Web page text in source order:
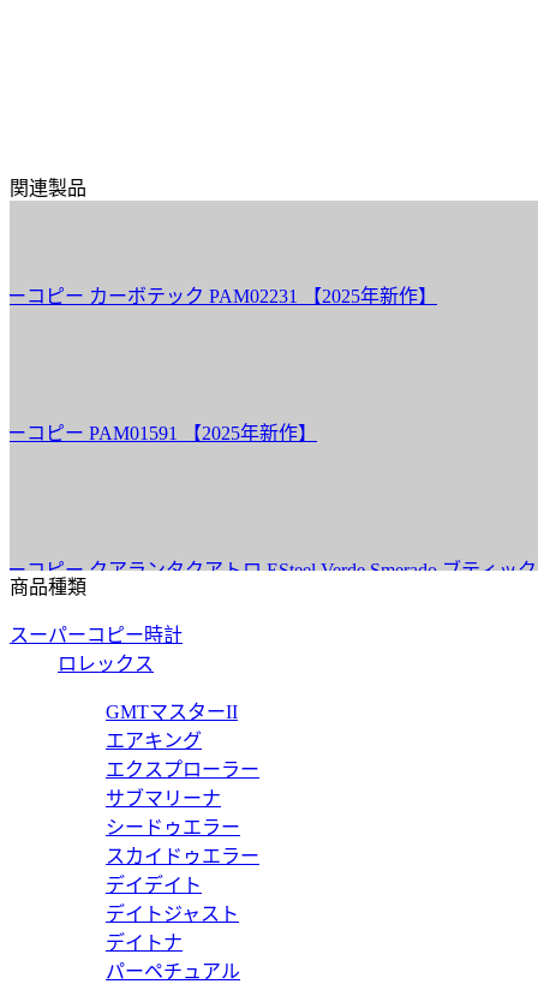
関連製品
ー カーボテック PAM02231 【2025年新作】
ー PAM01591 【2025年新作】
ー クアランタクアトロ ESteel Verde Smerado ブティック
ー PAM01973 【2023年新作】
ー PAM02973 【2023年新作】
ー PAM02683 【2023年新作】
商品種類
スーパーコピー時計
ロレックス
GMTマスターII
エアキング
エクスプローラー
サブマリーナ
シードゥエラー
スカイドゥエラー
デイデイト
デイトジャスト
デイトナ
パーペチュアル